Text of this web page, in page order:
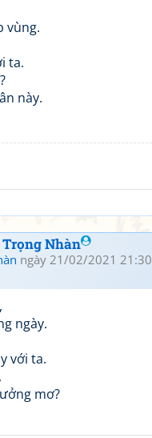
vùng.
ta.
này.
Nhàn
ngày 21/02/2021 21:30
ngày.
với ta.
mơ?